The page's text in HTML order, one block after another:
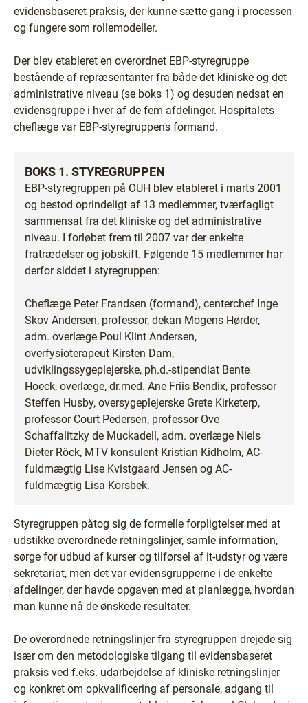
evidensbaseret praksis, der kunne sætte gang i processen
og fungere som rollemodeller.
Der blev etableret en overordnet EBP-styregruppe
bestående af repræsentanter fra både det kliniske og det
administrative niveau (se boks 1) og desuden nedsat en
evidensgruppe i hver af de fem afdelinger. Hospitalets
cheflæge var EBP-styregruppens formand.
BOKS 1. STYREGRUPPEN
EBP-styregruppen på OUH blev etableret i marts 2001
og bestod oprindeligt af 13 medlemmer, tværfagligt
sammensat fra det kliniske og det administrative
niveau. I forløbet frem til 2007 var der enkelte
fratrædelser og jobskift. Følgende 15 medlemmer har
derfor siddet i styregruppen:
Cheflæge Peter Frandsen (formand), centerchef Inge
Skov Andersen, professor, dekan Mogens Hørder,
adm. overlæge Poul Klint Andersen,
overfysioterapeut Kirsten Dam,
udviklingssygeplejerske, ph.d.-stipendiat Bente
Hoeck, overlæge, dr.med. Ane Friis Bendix, professor
Steffen Husby, oversygeplejerske Grete Kirketerp,
professor Court Pedersen, professor Ove
Schaffalitzky de Muckadell, adm. overlæge Niels
Dieter Röck, MTV konsulent Kristian Kidholm, AC-
fuldmægtig Lise Kvistgaard Jensen og AC-
fuldmægtig Lisa Korsbek.
Styregruppen påtog sig de formelle forpligtelser med at
udstikke overordnede retningslinjer, samle information,
sørge for udbud af kurser og tilførsel af it-udstyr og være
sekretariat, men det var evidensgrupperne i de enkelte
afdelinger, der havde opgaven med at planlægge, hvordan
man kunne nå de ønskede resultater.
De overordnede retningslinjer fra styregruppen drejede sig
især om den metodologiske tilgang til evidensbaseret
praksis ved f.eks. udarbejdelse af kliniske retningslinjer
og konkret om opkvalificering af personale, adgang til